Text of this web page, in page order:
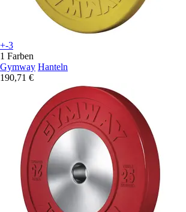
+-3
1 Farben
Gymway Hanteln
190,71 €